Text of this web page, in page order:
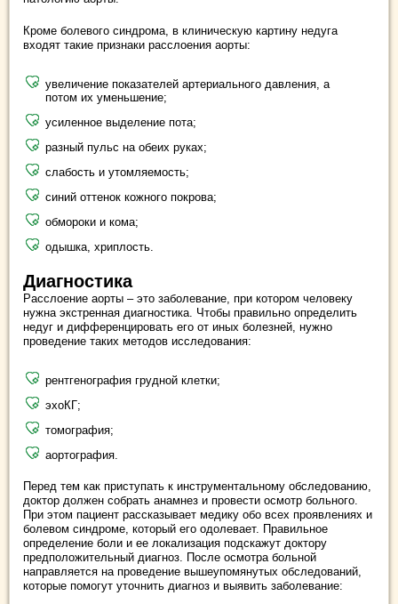
Кроме болевого синдрома, в клиническую картину недуга
входят такие признаки расслоения аорты:
увеличение показателей артериального давления, а
потом их уменьшение;
усиленное выделение пота;
разный пульс на обеих руках;
слабость и утомляемость;
синий оттенок кожного покрова;
обмороки и кома;
одышка, хриплость.
Диагностика
Расслоение аорты – это заболевание, при котором человеку
нужна экстренная диагностика. Чтобы правильно определить
недуг и дифференцировать его от иных болезней, нужно
проведение таких методов исследования:
рентгенография грудной клетки;
эхоКГ;
томография;
аортография.
Перед тем как приступать к инструментальному обследованию,
доктор должен собрать анамнез и провести осмотр больного.
При этом пациент рассказывает медику обо всех проявлениях и
болевом синдроме, который его одолевает. Правильное
определение боли и ее локализация подскажут доктору
предположительный диагноз. После осмотра больной
направляется на проведение вышеупомянутых обследований,
которые помогут уточнить диагноз и выявить заболевание: